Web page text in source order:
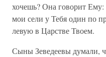
хочешь? Она говорит
мои сели у Тебя один по
левую в Царстве Твоем.
Сыны Зеведеевы думали,